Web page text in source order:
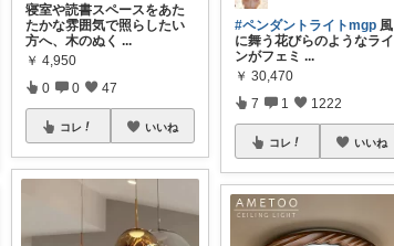
寝室や読書スペースをあた
たかな雰囲気で照らしたい
方へ、木のぬく ...
￥ 4,950
0 0 47
コレ いいね
#ペンダントライトmgp 風
に舞う花びらのようなライ
ンがフェミ ...
￥ 30,470
7 1 1222
コレ いいね